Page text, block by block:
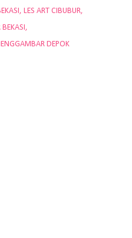
LES ART CIBUBUR
DEPOK